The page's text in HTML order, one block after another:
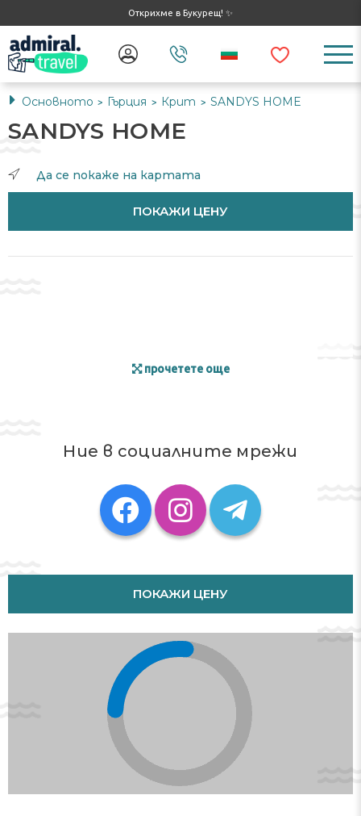
Открихме в Букурещ! ✨
Основното > Гърция > Крит > SANDYS HOME
SANDYS HOME
Да се ​​покаже на картата
ПОКАЖИ ЦЕНУ
прочетете още
Ние в социалните мрежи
ПОКАЖИ ЦЕНУ